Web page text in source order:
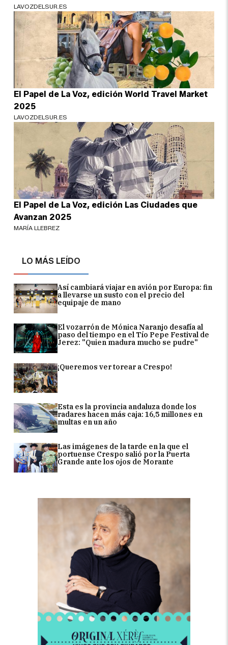
LO MÁS LEÍDO
Así cambiará viajar en avión por Europa: fin
a llevarse un susto con el precio del
equipaje de mano
El vozarrón de Mónica Naranjo desafía al
paso del tiempo en el Tío Pepe Festival de
Jerez: "Quien madura mucho se pudre"
¡Queremos ver torear a Crespo!
Esta es la provincia andaluza donde los
radares hacen más caja: 16,5 millones en
multas en un año
Las imágenes de la tarde en la que el
portuense Crespo salió por la Puerta
Grande ante los ojos de Morante
LAVOZDELSUR.ES
El Papel de La Voz, edición World Travel Market
2025
LAVOZDELSUR.ES
El Papel de La Voz, edición Las Ciudades que
Avanzan 2025
MARÍA LLEBREZ